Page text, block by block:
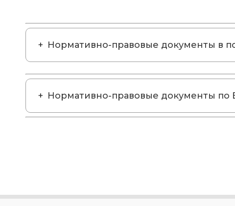
Нормативно-правовые документы в
Нормативно-правовые документы